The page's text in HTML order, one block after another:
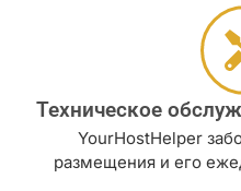
Техническое
YourHostHelper
размещения и его